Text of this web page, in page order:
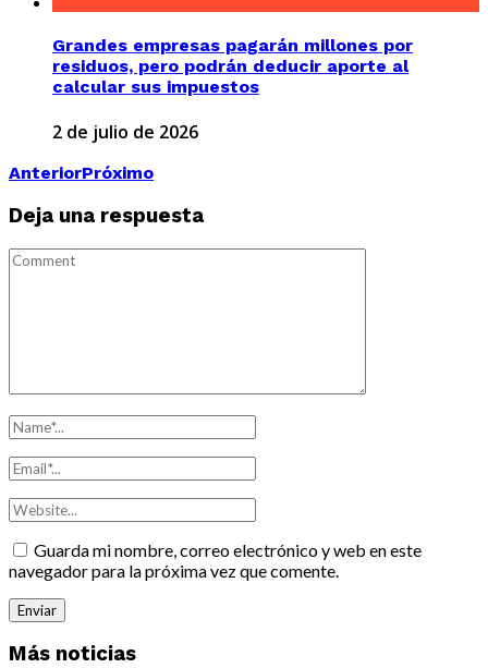
Grandes empresas pagarán millones por
residuos, pero podrán deducir aporte al
calcular sus impuestos
2 de julio de 2026
AnteriorPróximo
Deja una respuesta
Guarda mi nombre, correo electrónico y web en este
navegador para la próxima vez que comente.
Más noticias